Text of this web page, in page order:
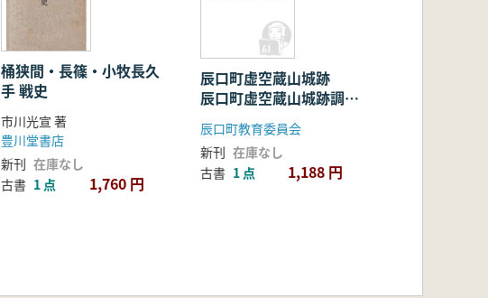
桶狭間・長篠・小牧長久
手 戦史
市川光宣 著
豊川堂書店
新刊 在庫なし
古書 1 点 1,760 円
辰口町虚空蔵山城跡
辰口町虚空蔵山城跡調査
報告書
辰口町教育委員会
新刊 在庫なし
古書 1 点 1,188 円